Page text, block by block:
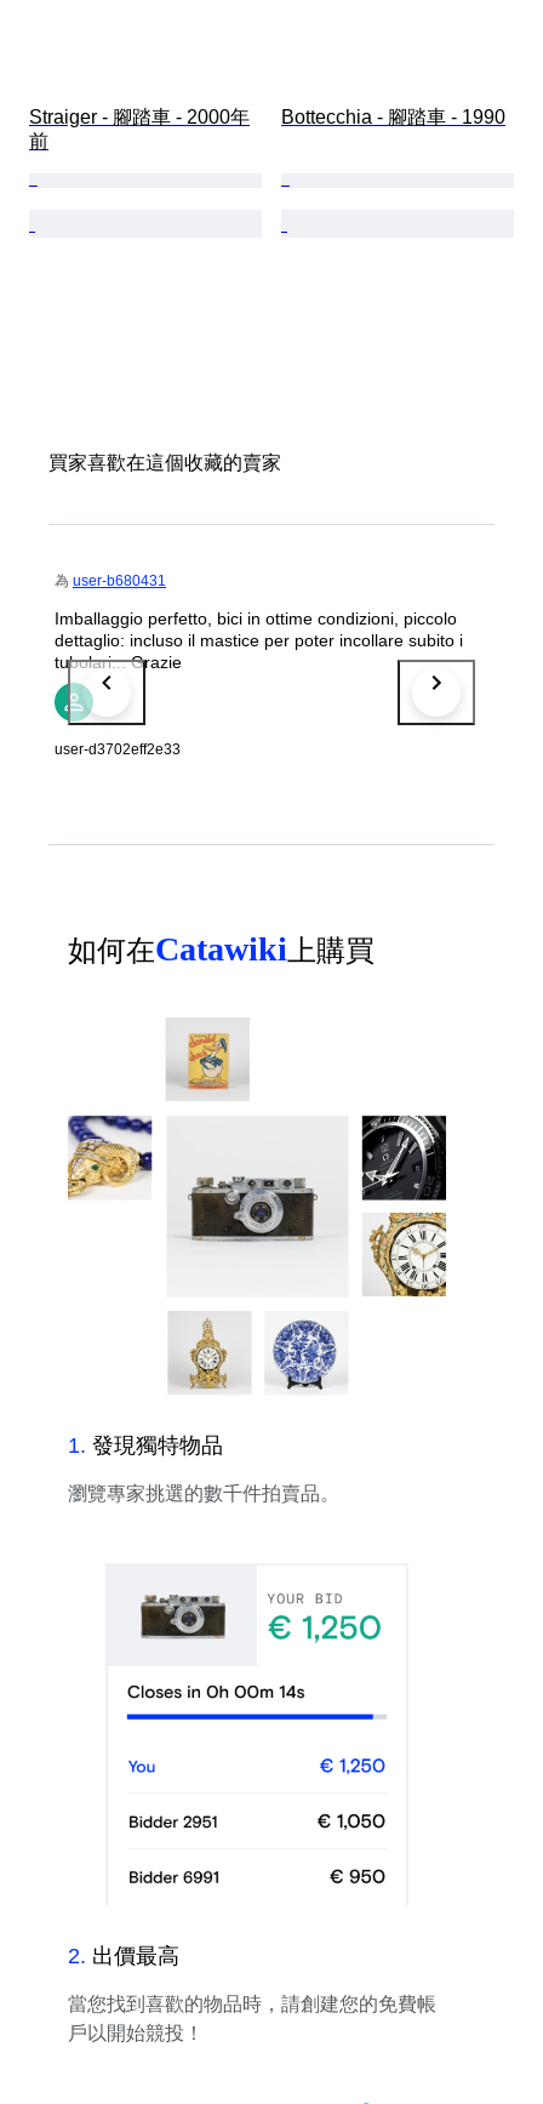
Straiger - 腳踏車 - 2000年
前
Bottecchia - 腳踏車 - 1990
買家喜歡在這個收藏的賣家
為 user-b680431
Imballaggio perfetto, bici in ottime condizioni, piccolo
dettaglio: incluso il mastice per poter incollare subito i
tubolari... Grazie
user-d3702eff2e33
如何在Catawiki 上購買
1. 發現獨特物品
瀏覽專家挑選的數千件拍賣品。
2. 出價最高
當您找到喜歡的物品時，請創建您的免費帳
戶以開始競投！